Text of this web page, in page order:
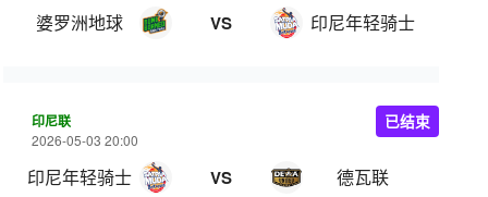
婆罗洲地球 VS 印尼年轻骑士
印尼联
2026-05-03 20:00
印尼年轻骑士 VS 德瓦联
已结束